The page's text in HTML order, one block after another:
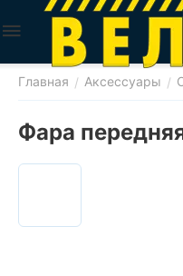
Главная / Аксессуары /
Фара